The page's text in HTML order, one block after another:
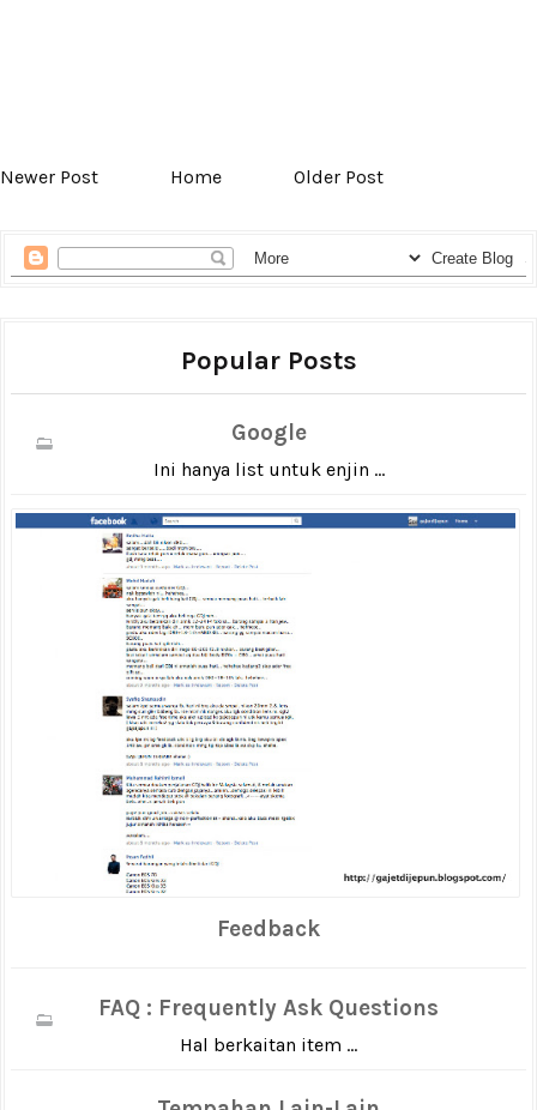
Newer Post Home Older Post
Popular Posts
Google
Ini hanya list untuk enjin ...
Feedback
FAQ : Frequently Ask Questions
Hal berkaitan item ...